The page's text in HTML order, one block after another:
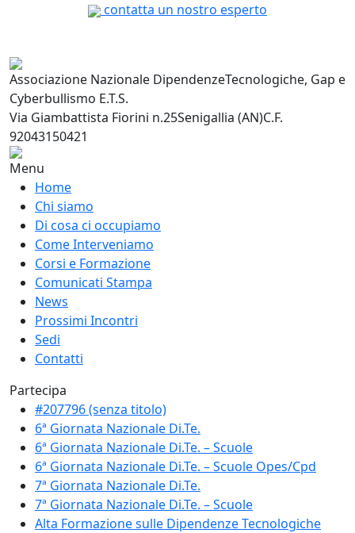
contatta un nostro esperto
Associazione Nazionale DipendenzeTecnologiche, Gap e
Cyberbullismo E.T.S.
Via Giambattista Fiorini n.25Senigallia (AN)C.F.
92043150421
Menu
Home
Chi siamo
Di cosa ci occupiamo
Come Interveniamo
Corsi e Formazione
Comunicati Stampa
News
Prossimi Incontri
Sedi
Contatti
Partecipa
#207796 (senza titolo)
6ª Giornata Nazionale Di.Te.
6ª Giornata Nazionale Di.Te. – Scuole
6ª Giornata Nazionale Di.Te. – Scuole Opes/Cpd
7ª Giornata Nazionale Di.Te.
7ª Giornata Nazionale Di.Te. – Scuole
Alta Formazione sulle Dipendenze Tecnologiche